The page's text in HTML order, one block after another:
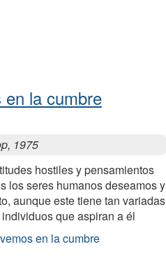
la cumbre
1975
hostiles y pensamientos
los seres humanos deseamos y
aunque este tiene tan variadas
que aspiran a él
en la cumbre